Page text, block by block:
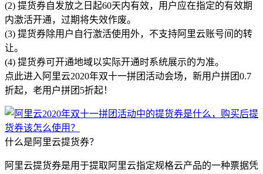
(2) 提货券自发放之日起60天内有效，用户应在指定的有效期
内激活开通，过期将失效作废。
(3) 提货券除用户自行激活使用外，不支持阿里云账号间的转
让。
(4) 提货券可开通地域以实际开通时系统展示的为准。
点此进入阿里云2020年双十一拼团活动会场，新用户拼团0.7
折起，老用户拼团5折起！
什么是阿里云提货券？
阿里云提货券是用于提取阿里云指定规格云产品的一种票据凭